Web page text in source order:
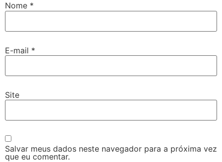
Nome *
E-mail *
Site
Salvar meus dados neste navegador para a próxima vez
que eu comentar.